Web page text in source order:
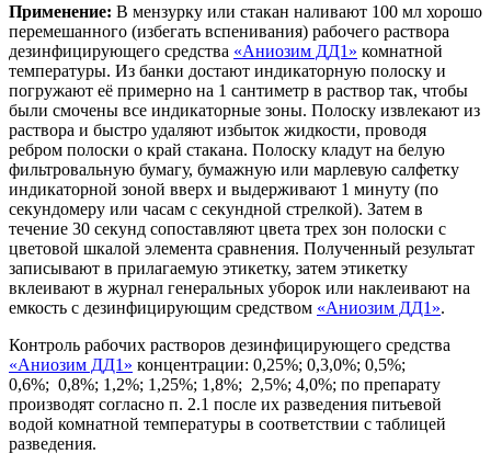
Применение: В мензурку или стакан наливают 100 мл хорошо
перемешанного (избегать вспенивания) рабочего раствора
дезинфицирующего средства «Аниозим ДД1» комнатной
температуры. Из банки достают индикаторную полоску и
погружают её примерно на 1 сантиметр в раствор так, чтобы
были смочены все индикаторные зоны. Полоску извлекают из
раствора и быстро удаляют избыток жидкости, проводя
ребром полоски о край стакана. Полоску кладут на белую
фильтровальную бумагу, бумажную или марлевую салфетку
индикаторной зоной вверх и выдерживают 1 минуту (по
секундомеру или часам с секундной стрелкой). Затем в
течение 30 секунд сопоставляют цвета трех зон полоски с
цветовой шкалой элемента сравнения. Полученный результат
записывают в прилагаемую этикетку, затем этикетку
вклеивают в журнал генеральных уборок или наклеивают на
емкость с дезинфицирующим средством «Аниозим ДД1».
Контроль рабочих растворов дезинфицирующего средства
«Аниозим ДД1» концентрации: 0,25%; 0,3,0%; 0,5%;
0,6%; 0,8%; 1,2%; 1,25%; 1,8%; 2,5%; 4,0%; по препарату
производят согласно п. 2.1 после их разведения питьевой
водой комнатной температуры в соответствии с таблицей
разведения.